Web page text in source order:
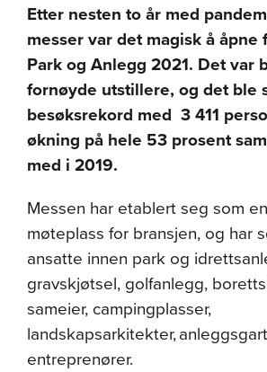
Etter nesten to år med
messer var det magisk å åpne
Park og Anlegg 2021. Det var
fornøyde utstillere, og det ble
besøksrekord med 3 411
økning på hele 53 prosent
med i 2019.
Messen har etablert seg som
møteplass for bransjen, og har
ansatte innen park og
gravskjøtsel, golfanlegg,
sameier, campingplasser,
landskapsarkitekter,
entreprenører.